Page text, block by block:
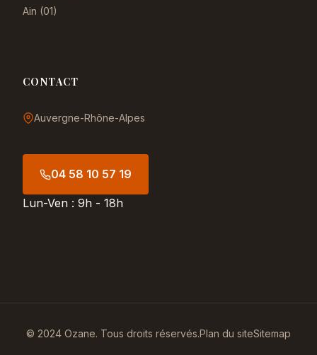
Ain (01)
CONTACT
Auvergne-Rhône-Alpes
04 58 10 57 19
Lun-Ven : 9h - 18h
© 2024 Ozane. Tous droits réservés.Plan du siteSitemap